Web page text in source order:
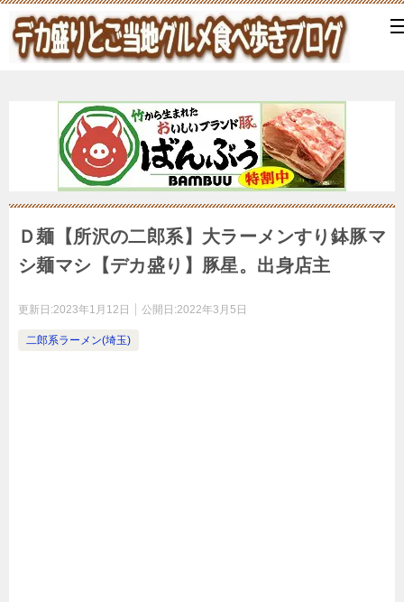
Ｄ麺【所沢の二郎系】大ラーメンすり鉢豚マ
シ麺マシ【デカ盛り】豚星。出身店主
更新日:2023年1月12日 公開日:2022年3月5日
二郎系ラーメン(埼玉)